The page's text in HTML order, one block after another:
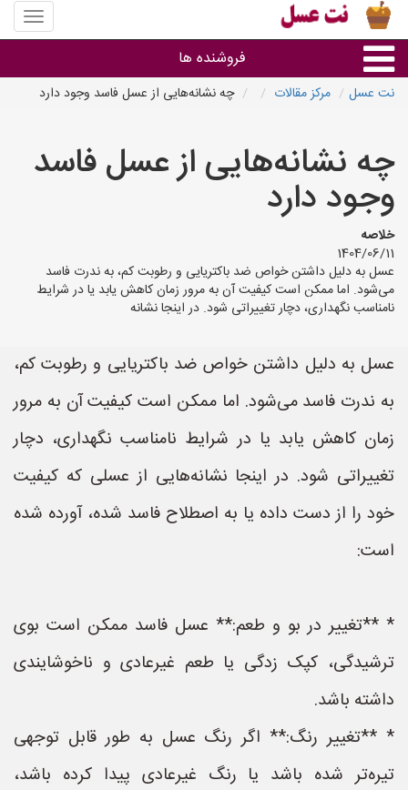
منوی
سایت
عسل
فروشنده ها
استان ها
نت عسل مرکز مقالات چه نشانه‌هایی از عسل فاسد وجود دارد
چه نشانه‌هایی از عسل فاسد
وجود دارد
خلاصه
1404/06/11
عسل به دلیل داشتن خواص ضد باکتریایی و رطوبت کم، به ندرت فاسد
می‌شود. اما ممکن است کیفیت آن به مرور زمان کاهش یابد یا در شرایط
نامناسب نگهداری، دچار تغییراتی شود. در اینجا نشانه
عسل به دلیل داشتن خواص ضد باکتریایی و رطوبت کم،
به ندرت فاسد می‌شود. اما ممکن است کیفیت آن به مرور
زمان کاهش یابد یا در شرایط نامناسب نگهداری، دچار
تغییراتی شود. در اینجا نشانه‌هایی از عسلی که کیفیت
خود را از دست داده یا به اصطلاح فاسد شده، آورده شده
است:
* **تغییر در بو و طعم:** عسل فاسد ممکن است بوی
ترشیدگی، کپک زدگی یا طعم غیرعادی و ناخوشایندی
داشته باشد.
* **تغییر رنگ:** اگر رنگ عسل به طور قابل توجهی
تیره‌تر شده باشد یا رنگ غیرعادی پیدا کرده باشد،